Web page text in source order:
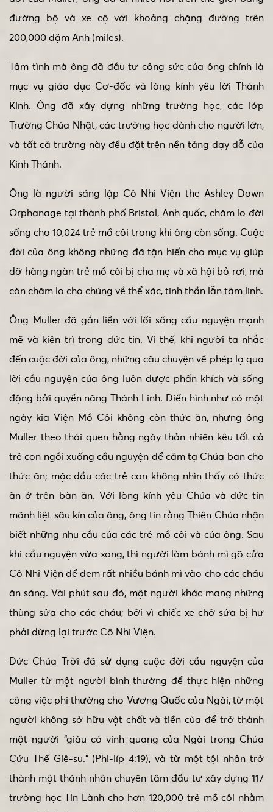
đường bộ và xe cộ với khoảng chặng đường trên
200,000 dặm Anh (miles).
Tâm tình mà ông đã đầu tư công sức của ông chính là
mục vụ giáo dục Cơ-đốc và lòng kính yêu lời Thánh
Kinh. Ông đã xây dựng những trường học, các lớp
Trường Chúa Nhật, các trường học dành cho người lớn,
và tất cả trường này đều đặt trên nền tảng dạy dỗ của
Kinh Thánh.
Ông là người sáng lập Cô Nhi Viện the Ashley Down
Orphanage tại thành phố Bristol, Anh quốc, chăm lo đời
sống cho 10,024 trẻ mồ côi trong khi ông còn sống. Cuộc
đời của ông không những đã tận hiến cho mục vụ giúp
đỡ hàng ngàn trẻ mồ côi bị cha mẹ và xã hội bỏ rơi, mà
còn chăm lo cho chúng về thể xác, tinh thần lẫn tâm linh.
Ông Muller đã gắn liền với lối sống cầu nguyện mạnh
mẽ và kiên trì trong đức tin. Vì thế, khi người ta nhắc
đến cuộc đời của ông, những câu chuyện về phép lạ qua
lời cầu nguyện của ông luôn được phấn khích và sống
động bởi quyền năng Thánh Linh. Điển hình như có một
ngày kia Viện Mồ Côi không còn thức ăn, nhưng ông
Muller theo thói quen hằng ngày thản nhiên kêu tất cả
trẻ con ngồi xuống cầu nguyện để cảm tạ Chúa ban cho
thức ăn; mặc dầu các trẻ con không nhìn thấy có thức
ăn ở trên bàn ăn. Với lòng kính yêu Chúa và đức tin
mãnh liệt sâu kín của ông, ông tin rằng Thiên Chúa nhận
biết những nhu cầu của các trẻ mồ côi và của ông. Sau
khi cầu nguyện vừa xong, thì người làm bánh mì gõ cửa
Cô Nhi Viện để đem rất nhiều bánh mì vào cho các cháu
ăn sáng. Vài phút sau đó, một người khác mang những
thùng sửa cho các cháu; bởi vì chiếc xe chở sửa bị hư
phải dừng lại trước Cô Nhi Viện.
Đức Chúa Trời đã sử dụng cuộc đời cầu nguyện của
Muller từ một người bình thường để thực hiện những
công việc phi thường cho Vương Quốc của Ngài, từ một
người không sở hữu vật chất và tiền của để trở thành
một người “giàu có vinh quang của Ngài trong Chúa
Cứu Thế Giê-su.” (Phi-líp 4:19), và từ một tội nhân trở
thành một thánh nhân chuyên tâm đầu tư xây dựng 117
trường học Tin Lành cho hơn 120,000 trẻ mồ côi nhằm